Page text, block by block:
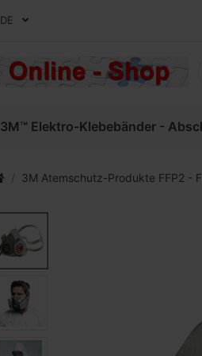
DE
3M™ Elektro-Klebebänder -
3M Atemschutz-Produkte FFP2 -